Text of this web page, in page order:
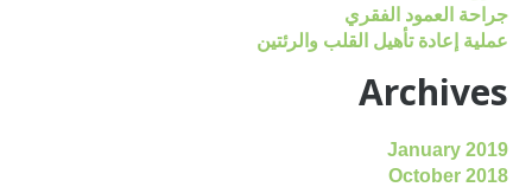
جراحة العمود الفقري
عملية إعادة تأهيل القلب والرئتين
Archives
January 2019
October 2018